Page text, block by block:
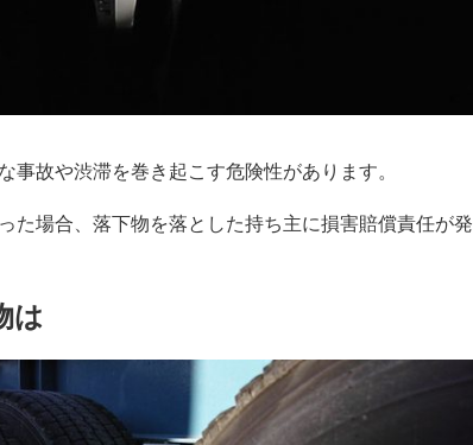
故や渋滞を巻き起こす危険性があります。
た場合、落下物を落とした持ち主に損害賠償責任が発
は